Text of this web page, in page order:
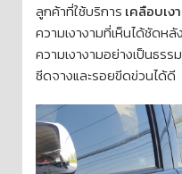
ลูกค้าที่ใช้บริการ เคลือบเง
ความเงางามที่เห็นได้ชัดห
ความเงางามอย่างเป็นธร
ซีดจางและรอยขีดข่วนได้ดี